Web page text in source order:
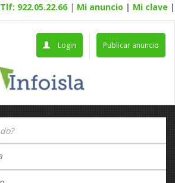
Tlf: 922.05.22.66 | Mi anuncio | Mi clave |
Publicar anuncio
Login